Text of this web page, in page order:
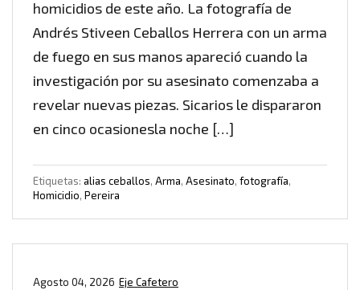
homicidios de este año. La fotografía de
Andrés Stiveen Ceballos Herrera con un arma
de fuego en sus manos apareció cuando la
investigación por su asesinato comenzaba a
revelar nuevas piezas. Sicarios le dispararon
en cinco ocasionesla noche […]
Etiquetas: alias ceballos, Arma, Asesinato, fotografía,
Homicidio, Pereira
Eje Cafetero
Agosto 04, 2026